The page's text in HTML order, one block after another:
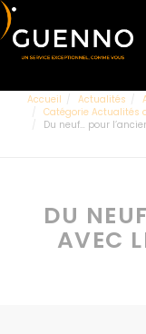
Accueil Actualités
Catégorie Actualités
Du neuf… pour
DU
AVEC